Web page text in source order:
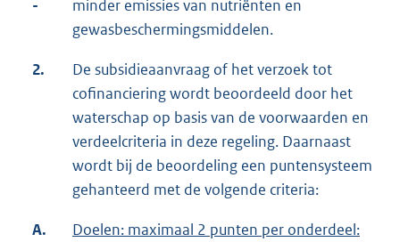
-
minder emissies van nutriënten en
gewasbeschermingsmiddelen.
2.
De subsidieaanvraag of het verzoek tot
cofinanciering wordt beoordeeld door het
waterschap op basis van de voorwaarden en
verdeelcriteria in deze regeling. Daarnaast
wordt bij de beoordeling een puntensysteem
gehanteerd met de volgende criteria:
A. Doelen: maximaal 2 punten per onderdeel: